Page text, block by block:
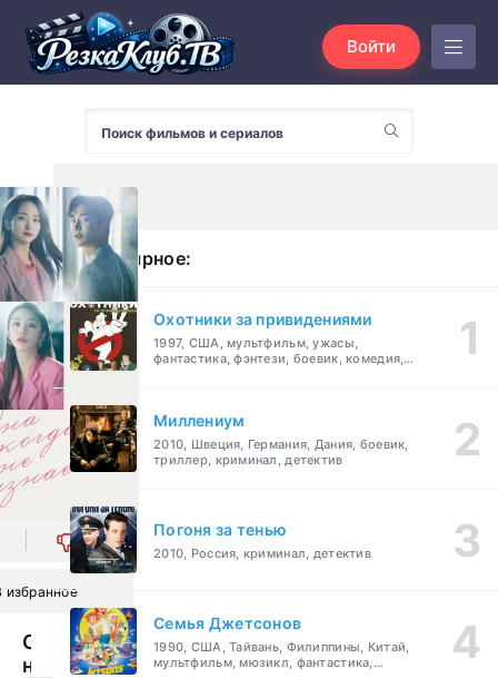
Войти
0
избранное
Она
никогда
Популярное:
Охотники за привидениями
1997, США, мультфильм, ужасы,
фантастика, фэнтези, боевик, комедия,
Миллениум
2010, Швеция, Германия, Дания, боевик,
триллер, криминал, детектив
Погоня за тенью
2010, Россия, криминал, детектив
Семья Джетсонов
1990, США, Тайвань, Филиппины, Китай,
мультфильм, мюзикл, фантастика,